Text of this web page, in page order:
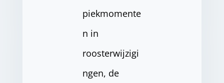
piekmomente
n in
roosterwijzigi
ngen, de